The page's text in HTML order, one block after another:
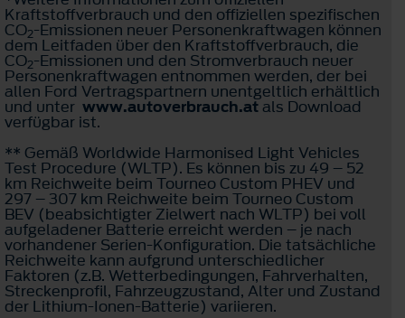
Kraftstoffverbrauch und den offiziellen spezifischen
CO2-Emissionen neuer Personenkraftwagen können
dem Leitfaden über den Kraftstoffverbrauch, die
CO2-Emissionen und den Stromverbrauch neuer
Personenkraftwagen entnommen werden, der bei
allen Ford Vertragspartnern unentgeltlich erhältlich
und unter www.autoverbrauch.atals Download
verfügbar ist.
** Gemäß Worldwide Harmonised Light Vehicles
Test Procedure (WLTP). Es können bis zu 49 – 52
km Reichweite beim Tourneo Custom PHEV und
297 – 307 km Reichweite beim Tourneo Custom
BEV (beabsichtigter Zielwert nach WLTP) bei voll
aufgeladener Batterie erreicht werden – je nach
vorhandener Serien-Konfiguration. Die tatsächliche
Reichweite kann aufgrund unterschiedlicher
Faktoren (z.B. Wetterbedingungen, Fahrverhalten,
Streckenprofil, Fahrzeugzustand, Alter und Zustand
der Lithium-Ionen-Batterie) variieren.